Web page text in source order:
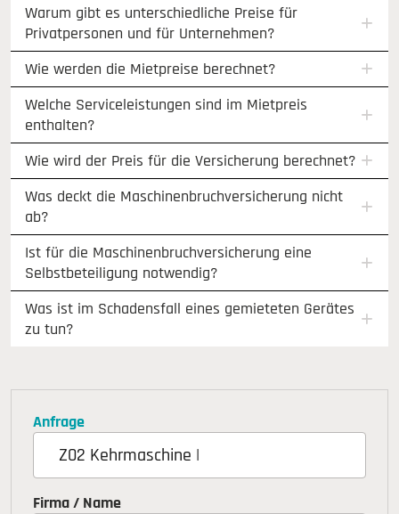
Warum gibt es unterschiedliche Preise für
Privatpersonen und für Unternehmen?
Wie werden die Mietpreise berechnet?
Welche Serviceleistungen sind im Mietpreis
enthalten?
Wie wird der Preis für die Versicherung berechnet?
Was deckt die Maschinenbruchversicherung nicht
ab?
Ist für die Maschinenbruchversicherung eine
Selbstbeteiligung notwendig?
Was ist im Schadensfall eines gemieteten Gerätes
zu tun?
Anfrage
Firma / Name